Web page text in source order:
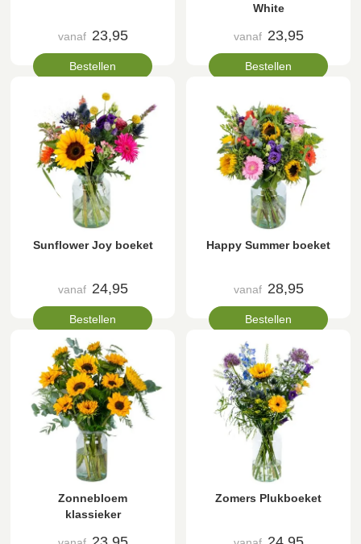
vanaf 23,95
Bestellen
White
vanaf 23,95
Bestellen
Sunflower Joy boeket
vanaf 24,95
Bestellen
Happy Summer boeket
vanaf 28,95
Bestellen
Zonnebloem
klassieker
Zomers Plukboeket